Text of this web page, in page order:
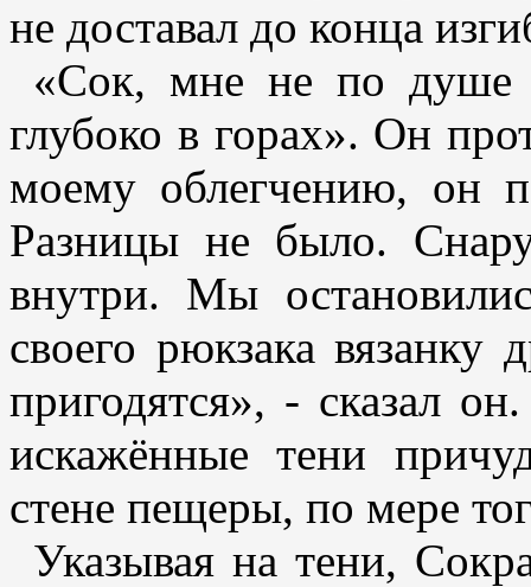
не доставал до конца
«Сок, мне не по душе
глубоко в горах». Он
моему облегчению, он
Разницы не было.
внутри. Мы
своего рюкзака
пригодятся», - сказал
искажённые тени
стене пещеры, по мере
Указывая на тени,